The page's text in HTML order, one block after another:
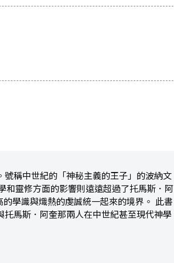
稱中世紀的「神秘主義的王子」的波納文
和靈修方面的影響則遠遠超過了托馬斯．阿
學識與熾熱的虔誠統一起來的境界。 此書
馬斯．阿奎那兩人在中世紀甚至現代神學